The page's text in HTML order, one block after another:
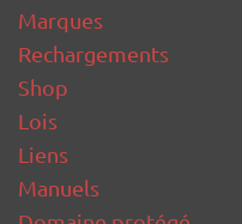
Marques
Rechargements
Shop
Lois
Liens
Manuels